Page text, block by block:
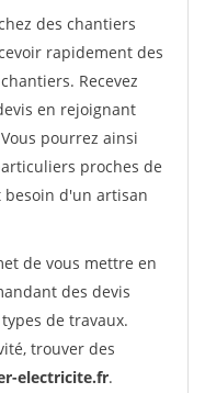
des chantiers
rapidement des
Recevez
en rejoignant
pourrez ainsi
proches de
d'un artisan
de vous mettre en
des devis
de travaux.
trouver des
electricite.fr.